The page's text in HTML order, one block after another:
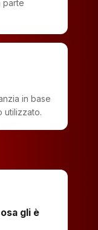
parte
in base
utilizzato.
gli è